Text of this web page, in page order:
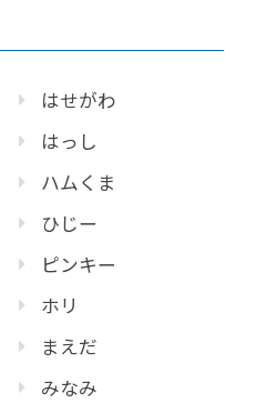
はせがわ
はっし
ハムくま
ひじー
ピンキー
ホリ
まえだ
みなみ